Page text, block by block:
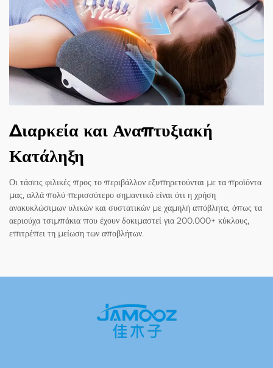
Διαρκεία και Αναπτυξιακή
Κατάληξη
Οι τάσεις φιλικές προς το περιβάλλον εξυπηρετούνται με τα προϊόντα
μας, αλλά πολύ περισσότερο σημαντικό είναι ότι η χρήση
ανακυκλώσιμων υλικών και συστατικών με χαμηλή απόβλητα, όπως τα
αεριούχα τσιμπάκια που έχουν δοκιμαστεί για 200.000+ κύκλους,
επιτρέπει τη μείωση των αποβλήτων.